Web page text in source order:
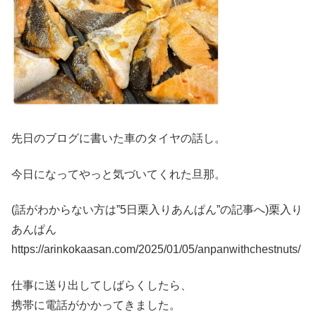
先日のブログに書いた車のタイヤの話し。
今日になってやっと気づいてくれた旦那。
(話がわからない方は”5日栗入りあんぱん”の記事へ)栗入り
あんぱん
https://arinkokaasan.com/2025/01/05/anpanwithchestnuts/
仕事に送り出してしばらくしたら、
携帯に電話がかかってきました。